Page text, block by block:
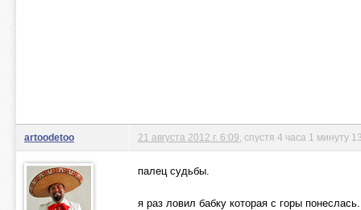
artoodetoo 21 августа 2012 г. 6:09 , спустя 4 часа 1 минуту
палец судьбы.
я раз ловил бабку которая с горы